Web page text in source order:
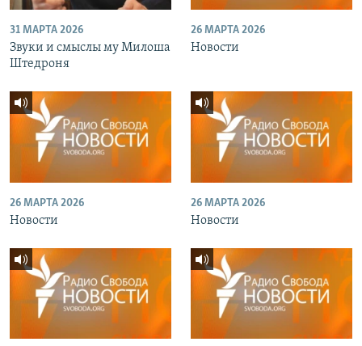
31 МАРТА 2026
Звуки и смыслы му Милоша
Штедроня
26 МАРТА 2026
Новости
26 МАРТА 2026
Новости
26 МАРТА 2026
Новости